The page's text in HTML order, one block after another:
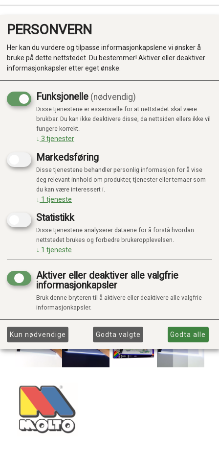
Produkter
Kategorier
Kampanje
PERSONVERN
Her kan du vurdere og tilpasse informasjonkapslene vi ønsker å
bruke på dette nettstedet. Du bestemmer! Aktiver eller deaktiver
informasjonkapsler etter eget ønske.
Funksjonelle (nødvendig)
Disse tjenestene er essensielle for at nettstedet skal være
brukbar. Du kan ikke deaktivere disse, da nettsiden ellers ikke vil
fungere korrekt.
↓ 3 tjenester
Markedsføring
Disse tjenestene behandler personlig informasjon for å vise
deg relevant innhold om produkter, tjenester eller temaer som
du kan være interessert i.
↓ 1 tjeneste
Statistikk
Disse tjenestene analyserer dataene for å forstå hvordan
nettstedet brukes og forbedre brukeropplevelsen.
↓ 1 tjeneste
Aktiver eller deaktiver alle valgfrie
informasjonkapsler
Bruk denne bryteren til å aktivere eller deaktivere alle valgfrie
informasjonkapsler.
Kun nødvendige Godta valgte Godta alle